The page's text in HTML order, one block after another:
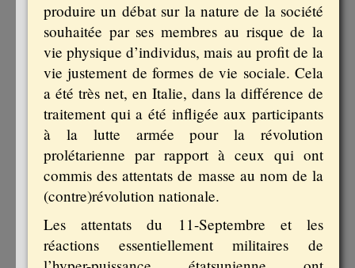
produire un débat sur la nature de la société
souhaitée par ses membres au risque de la
vie physique d’individus, mais au profit de la
vie justement de formes de vie sociale. Cela
a été très net, en Italie, dans la différence de
traitement qui a été infligée aux participants
à la lutte armée pour la révolution
prolétarienne par rapport à ceux qui ont
commis des attentats de masse au nom de la
(contre)révolution nationale.
Les attentats du 11-Septembre et les
réactions essentiellement militaires de